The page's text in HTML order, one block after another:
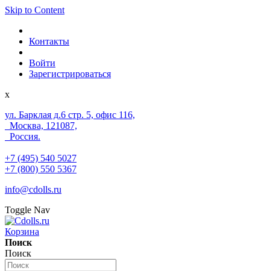
Skip to Content
Контакты
Войти
Зарегистрироваться
x
ул. Барклая д.6 стр. 5, офис 116,
Москва, 121087,
Россия.
+7 (495) 540 5027
+7 (800) 550 5367
info@cdolls.ru
Toggle Nav
Корзина
Поиск
Поиск